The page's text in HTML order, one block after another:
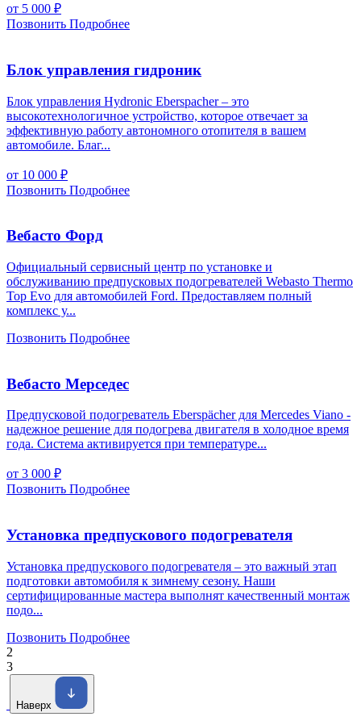
от 5 000 ₽
Позвонить Подробнее
Блок управления гидроник
Блок управления Hydronic Eberspacher – это
высокотехнологичное устройство, которое отвечает за
эффективную работу автономного отопителя в вашем
автомобиле. Благ...
от 10 000 ₽
Позвонить Подробнее
Вебасто Форд
Официальный сервисный центр по установке и
обслуживанию предпусковых подогревателей Webasto Thermo
Top Evo для автомобилей Ford. Предоставляем полный
комплекс у...
Позвонить Подробнее
Вебасто Мерседес
Предпусковой подогреватель Eberspächer для Mercedes Viano -
надежное решение для подогрева двигателя в холодное время
года. Система активируется при температуре...
от 3 000 ₽
Позвонить Подробнее
Установка предпускового подогревателя
Установка предпускового подогревателя – это важный этап
подготовки автомобиля к зимнему сезону. Наши
сертифицированные мастера выполнят качественный монтаж
подо...
Позвонить Подробнее
2
3
Наверх